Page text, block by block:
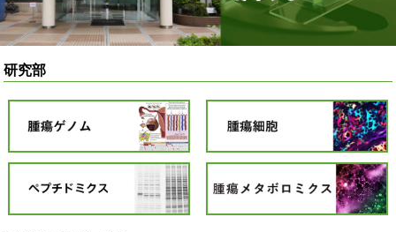
研究部